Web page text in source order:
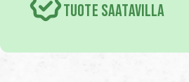
TUOTE SAATAVILLA